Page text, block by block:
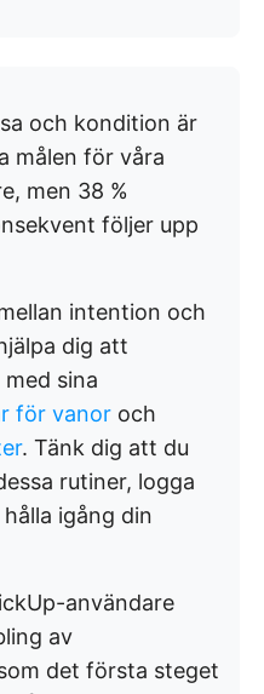
och kondition är
målen för våra
men 38 %
följer upp
intention och
dig att
sina
för vanor och
. Tänk dig att du
rutiner, logga
igång din
användare
av
det första steget